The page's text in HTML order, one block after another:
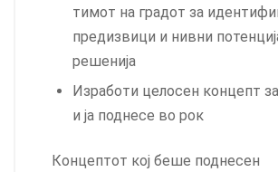
тимот на градот за
предизвици и нивни
решенија
Изработи целосен концепт
и ја поднесе во рок
Концептот кој беше поднесен